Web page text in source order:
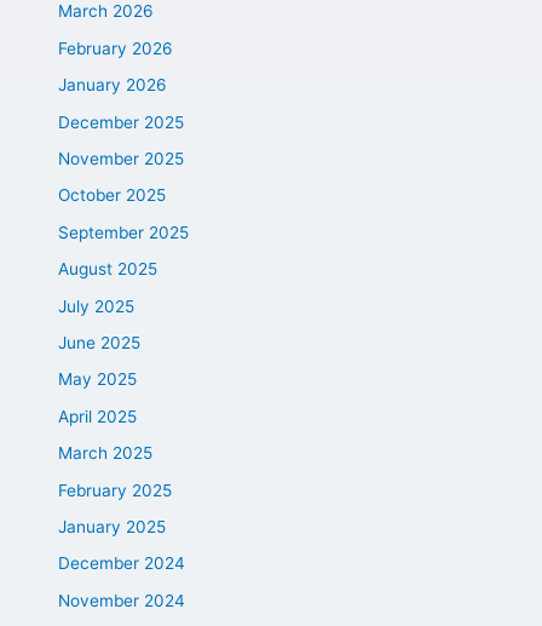
March 2026
February 2026
January 2026
December 2025
November 2025
October 2025
September 2025
August 2025
July 2025
June 2025
May 2025
April 2025
March 2025
February 2025
January 2025
December 2024
November 2024